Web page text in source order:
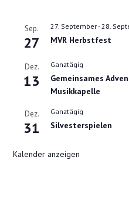
Sep.
27
27. September-28.
MVR Herbstfest
Dez.
13
Ganztägig
Gemeinsames
Musikkapelle
Dez.
31
Ganztägig
Silvesterspielen
Kalender anzeigen